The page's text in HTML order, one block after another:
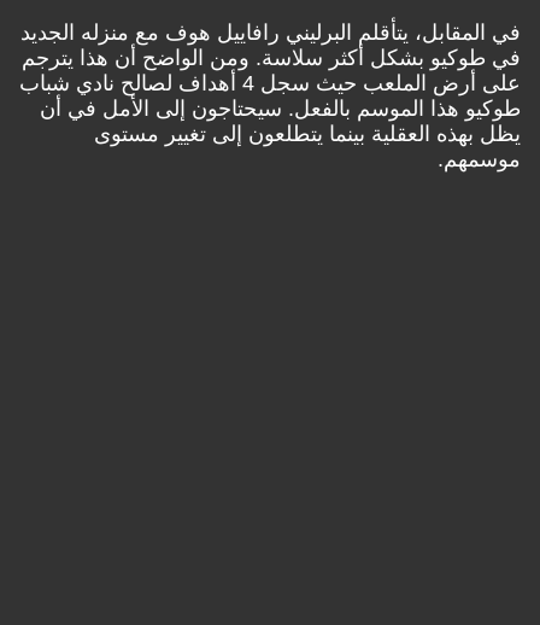
في المقابل، يتأقلم البرليني رافاييل هوف مع منزله الجديد
في طوكيو بشكل أكثر سلاسة. ومن الواضح أن هذا يترجم
على أرض الملعب حيث سجل 4 أهداف لصالح نادي شباب
طوكيو هذا الموسم بالفعل. سيحتاجون إلى الأمل في أن
يظل بهذه العقلية بينما يتطلعون إلى تغيير مستوى
موسمهم.